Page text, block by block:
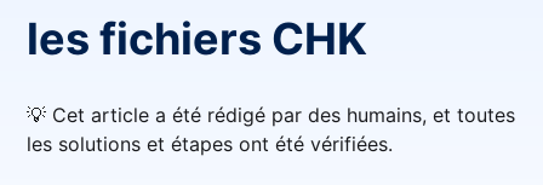
les fichiers CHK
💡 Cet article a été rédigé par des humains, et toutes
les solutions et étapes ont été vérifiées.